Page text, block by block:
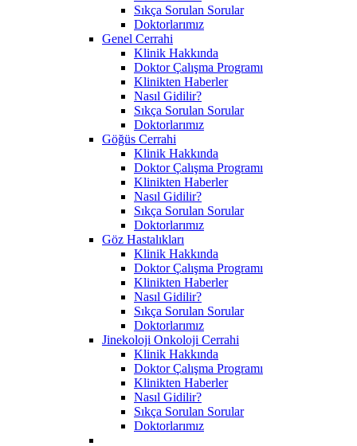
Sıkça Sorulan Sorular
Doktorlarımız
Genel Cerrahi
Klinik Hakkında
Doktor Çalışma Programı
Klinikten Haberler
Nasıl Gidilir?
Sıkça Sorulan Sorular
Doktorlarımız
Göğüs Cerrahi
Klinik Hakkında
Doktor Çalışma Programı
Klinikten Haberler
Nasıl Gidilir?
Sıkça Sorulan Sorular
Doktorlarımız
Göz Hastalıkları
Klinik Hakkında
Doktor Çalışma Programı
Klinikten Haberler
Nasıl Gidilir?
Sıkça Sorulan Sorular
Doktorlarımız
Jinekoloji Onkoloji Cerrahi
Klinik Hakkında
Doktor Çalışma Programı
Klinikten Haberler
Nasıl Gidilir?
Sıkça Sorulan Sorular
Doktorlarımız